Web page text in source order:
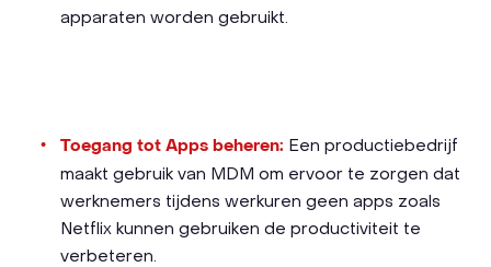
apparaten worden gebruikt.
Toegang tot Apps beheren: Een productiebedrijf
maakt gebruik van MDM om ervoor te zorgen dat
werknemers tijdens werkuren geen apps zoals
Netflix kunnen gebruiken de productiviteit te
verbeteren.